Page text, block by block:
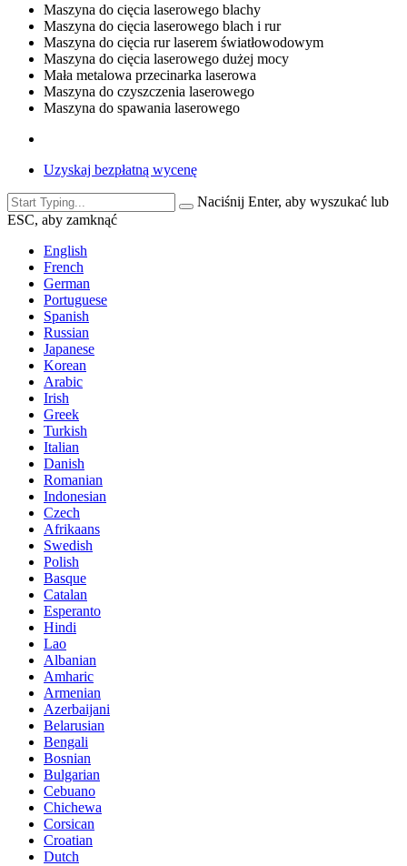
Maszyna do cięcia laserowego blachy
Maszyna do cięcia laserowego blach i rur
Maszyna do cięcia rur laserem światłowodowym
Maszyna do cięcia laserowego dużej mocy
Mała metalowa przecinarka laserowa
Maszyna do czyszczenia laserowego
Maszyna do spawania laserowego
Uzyskaj bezpłatną wycenę
Naciśnij Enter, aby wyszukać lub
ESC, aby zamknąć
English
French
German
Portuguese
Spanish
Russian
Japanese
Korean
Arabic
Irish
Greek
Turkish
Italian
Danish
Romanian
Indonesian
Czech
Afrikaans
Swedish
Polish
Basque
Catalan
Esperanto
Hindi
Lao
Albanian
Amharic
Armenian
Azerbaijani
Belarusian
Bengali
Bosnian
Bulgarian
Cebuano
Chichewa
Corsican
Croatian
Dutch